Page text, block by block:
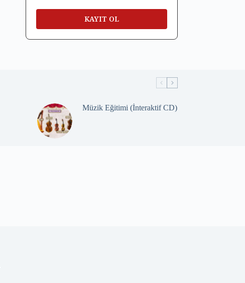
Müzik Eğitimi (İnteraktif CD)